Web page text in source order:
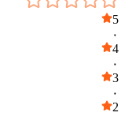
5
۰
4
۰
3
۰
2